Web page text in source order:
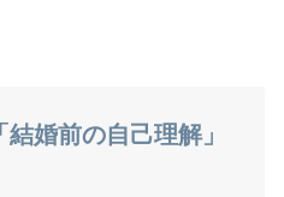
婚前の自己理解」